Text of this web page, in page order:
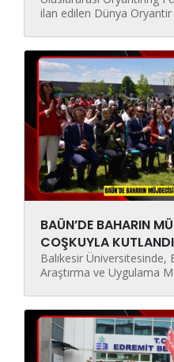
ilan edilen Dünya Oryantir
BAÜN’DE BAHARIN
COŞKUYLA KUTLANDI
Balıkesir Üniversitesinde,
Araştırma ve Uygulama